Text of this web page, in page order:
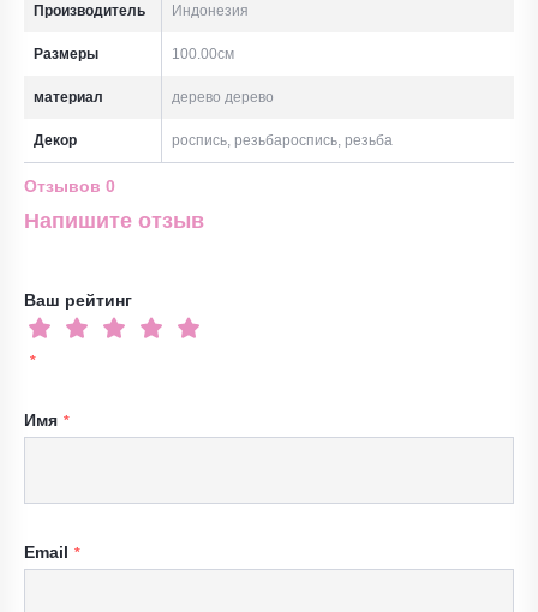
Производитель Индонезия
Размеры 100.00см
материал дерево дерево
Декор роспись, резьбароспись, резьба
Отзывов 0
Напишите отзыв
Ваш рейтинг
Имя
Email